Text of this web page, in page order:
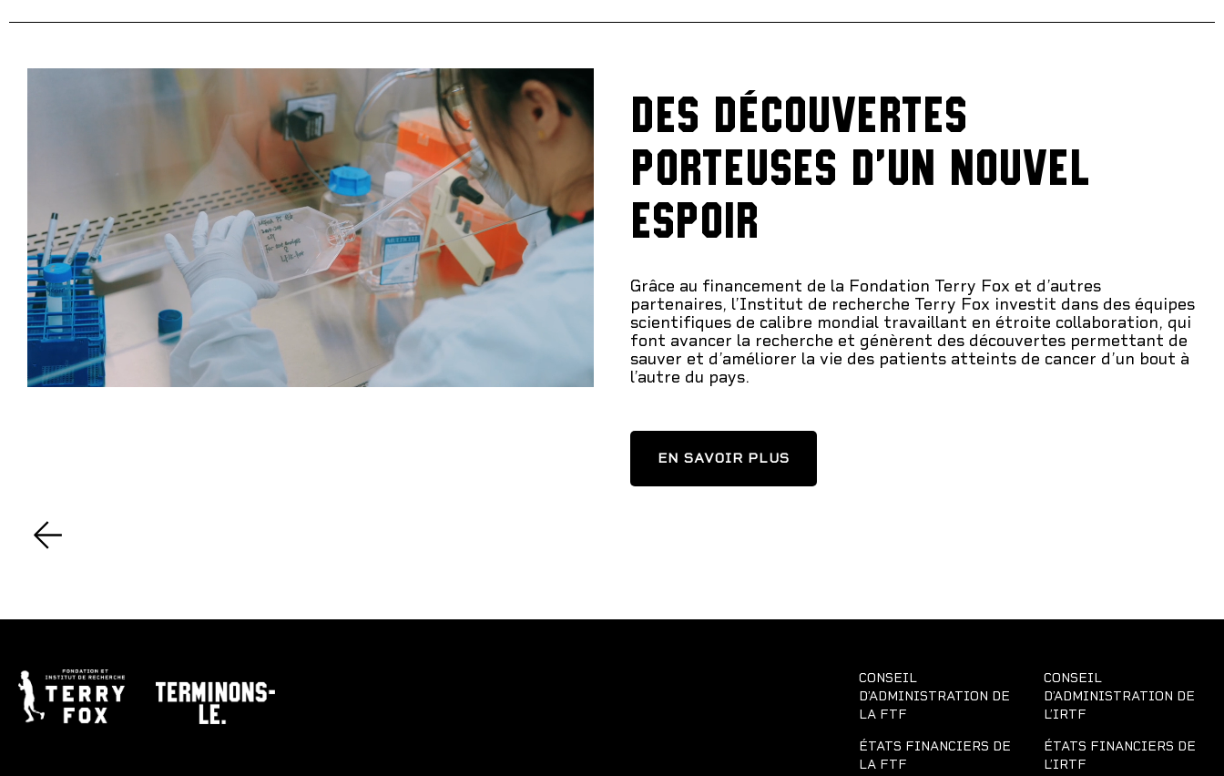
DES DÉCOUVERTES
PORTEUSES D'UN NOUVEL
ESPOIR
Grâce au financement de la Fondation Terry Fox et d’autres
partenaires, l’Institut de recherche Terry Fox investit dans des équipes
scientifiques de calibre mondial travaillant en étroite collaboration, qui
font avancer la recherche et génèrent des découvertes permettant de
sauver et d’améliorer la vie des patients atteints de cancer d’un bout à
l’autre du pays.
EN SAVOIR PLUS
CONSEIL
D’ADMINISTRATION DE
LA FTF
ÉTATS FINANCIERS DE
LA FTF
CONSEIL
D’ADMINISTRATION DE
L’IRTF
ÉTATS FINANCIERS DE
L’IRTF